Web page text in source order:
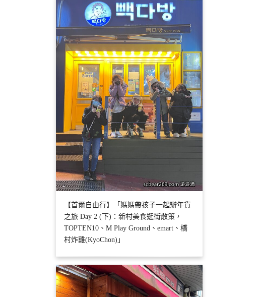
【首爾自由行】「媽媽帶孩子一起辦年貨
之旅 Day 2 (下)：新村美食逛街散策，
TOPTEN10、M Play Ground、emart、橋
村炸雞(KyoChon)」